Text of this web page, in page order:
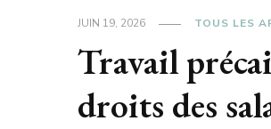
JUIN 19, 2026 TOUS LES
Travail
droits des